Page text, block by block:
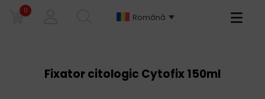
0
Română
Primary
Fixator citologic Cytofix 150ml